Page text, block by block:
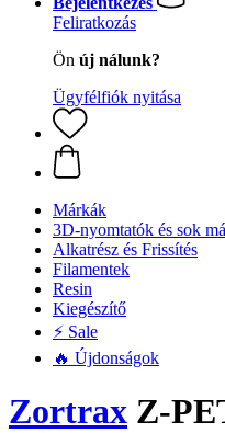
Feliratkozás
Ön új nálunk?
Ügyfélfiók nyitása
Márkák
3D-nyomtatók és sok
Alkatrész és Frissítés
Filamentek
Resin
Kiegészítő
⚡ Sale
🔥 Újdonságok
Zortrax Z-